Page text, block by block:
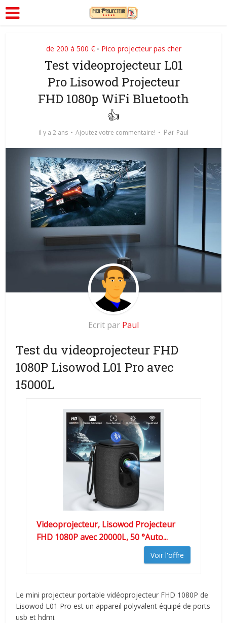
de 200 à 500 € • Pico projecteur pas cher
Test videoprojecteur L01
Pro Lisowod Projecteur
FHD 1080p WiFi Bluetooth
👍
il y a 2 ans Ajoutez votre commentaire! Par Paul
Ecrit par Paul
Test du videoprojecteur FHD
1080P Lisowod L01 Pro avec
15000L
Videoprojecteur, Lisowod Projecteur
FHD 1080P avec 20000L, 50 °Auto...
Voir l'offre
Le mini projecteur portable vidéoprojecteur FHD 1080P de
Lisowod L01 Pro est un appareil polyvalent équipé de ports
usb et hdmi.